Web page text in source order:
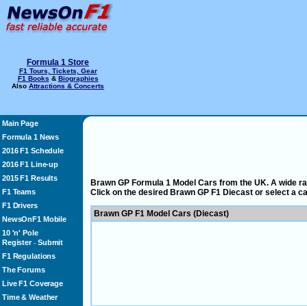
Formula 1 Store
F1 Tours, Tickets, Gear
F1 Books & Biographies
Also Attractions & Concerts
Main Page
Formula 1 News
2016 F1 Schedule
2016 F1 Line-up
2015 F1 Results
F1 Teams
F1 Drivers
NewsOnF1 Mobile
10 'n' Pole
Register- Submit
F1 Regulations
The Forums
Live F1 Coverage
Time & Weather
Brawn GP Formula 1 Model Cars from the UK. A wide
Click on the desired Brawn GP F1 Diecast or select a
Brawn GP F1 Model Cars (Diecast)